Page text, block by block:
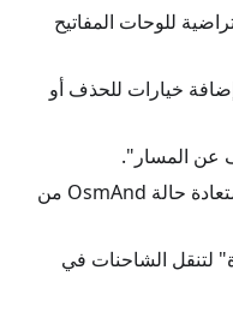
للوحات المفاتيح
خيارات للحذف أو
عن المسار".
شاشة البدء: تمت إضافة خيار استعادة حالة OsmAnd من
لتنقل الشاحنات في